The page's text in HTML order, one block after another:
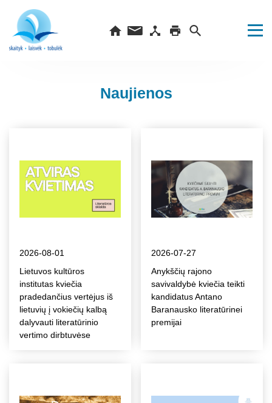
Naujienos
2026-08-01
Lietuvos kultūros
institutas kviečia
pradedančius vertėjus iš
lietuvių į vokiečių kalbą
dalyvauti literatūrinio
vertimo dirbtuvėse
2026-07-27
Anykščių rajono
savivaldybė kviečia teikti
kandidatus Antano
Baranausko literatūrinei
premijai